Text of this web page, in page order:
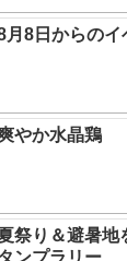
月8日からのイ
やか水晶鶏
祭り＆避暑地
ンプラリー